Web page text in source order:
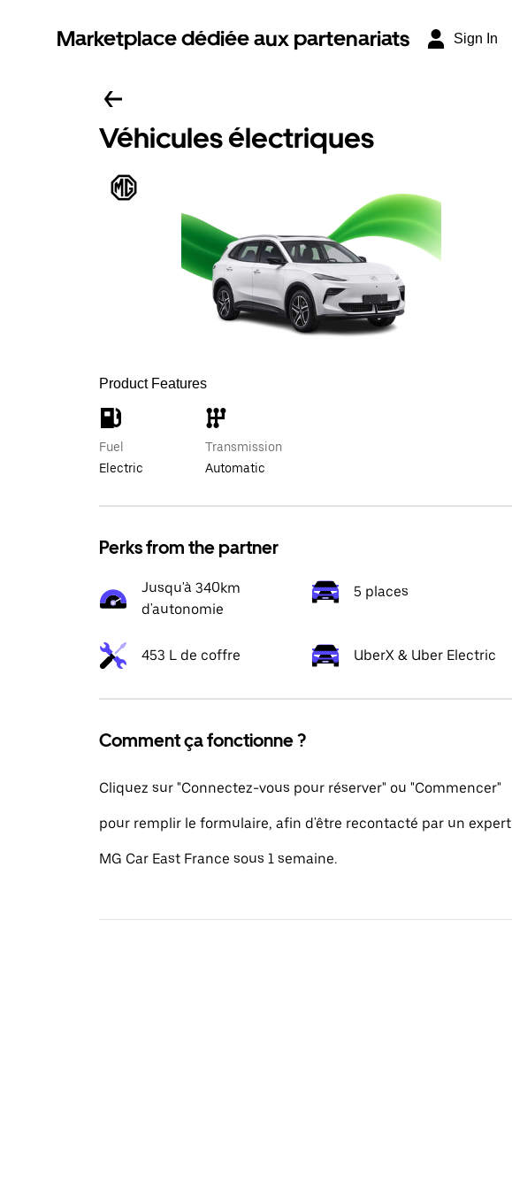
Marketplace dédiée aux partenariats Sign In
Véhicules électriques
Product Features
Fuel
Electric
Transmission
Automatic
Perks from the partner
Jusqu'à 340km
d'autonomie
5 places
453 L de coffre UberX & Uber Electric
Comment ça fonctionne ?
Cliquez sur "Connectez-vous pour réserver" ou "Commencer"
pour remplir le formulaire, afin d'être recontacté par un expert
MG Car East France sous 1 semaine.